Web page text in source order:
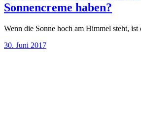
Sonnencreme haben?
Wenn die Sonne hoch am Himmel steht,
30. Juni 2017